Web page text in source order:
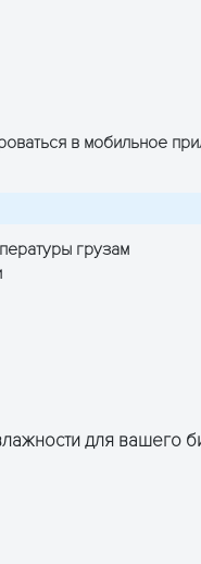
в мобильное
грузам
для вашего